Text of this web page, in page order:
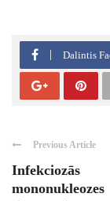
Dalintis
Previous Article
Infekciozās
mononukleozes